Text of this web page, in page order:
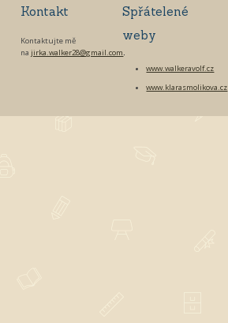
Kontakt
Kontaktujte mě
na jirka.walker28@gmail.com
Spřátelené
weby
www.walkeravolf.cz
www.klarasmolikova.cz